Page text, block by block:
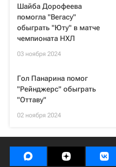
Шайба Дорофеева
помогла "Вегасу"
обыграть "Юту" в матче
чемпионата НХЛ
03 ноября 2024
Гол Панарина помог
"Рейнджерс" обыграть
"Оттаву"
02 ноября 2024